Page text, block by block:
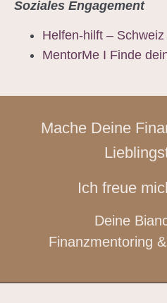
Soziales Engagement
Helfen-hilft –
MentorMe I Finde
Mache Deine
Ich freue
Deine
Finanzmentoring